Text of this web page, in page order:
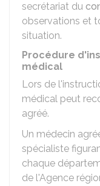
secrétariat du
observations et
situation.
Procédure
médical
Lors de
médical peut
agréé.
Un médecin
spécialiste
chaque
de l'Agence